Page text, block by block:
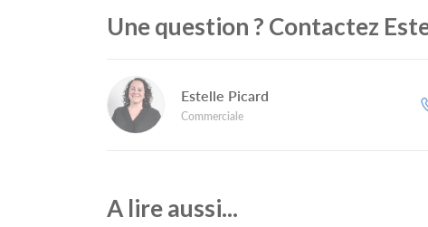
Une question ? Contactez
Estelle Picard
Commerciale
A lire aussi...